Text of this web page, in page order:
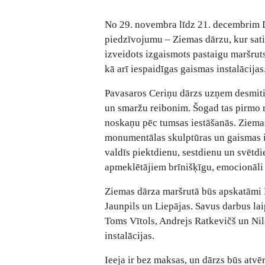
No 29. novembra līdz 21.
piedzīvojumu – Ziemas dārzu, kur
izveidots izgaismots pastaigu
kā arī iespaidīgas gaismas
Pavasaros Ceriņu dārzs uzņem
un smaržu reibonim. Šogad tas
noskaņu pēc tumsas iestāšanās.
monumentālas skulptūras un
valdīs piektdienu, sestdienu un
apmeklētājiem brīnišķīgu,
Ziemas dārza maršrutā būs
Jaunpils un Liepājas. Savus darbus
Toms Vītols, Andrejs Ratkevičš un
instalācijas.
Ieeja ir bez maksas, un dārzs būs